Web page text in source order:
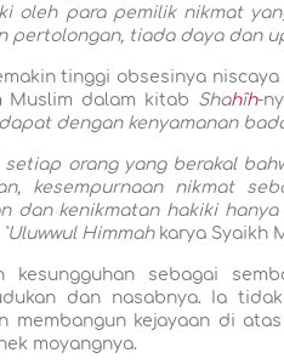
oleh para pemilik nikmat
pertolongan, tiada daya dan
tinggi obsesinya
Muslim dalam kitab Shahîh-
dengan kenyamanan
setiap orang yang berakal
kesempurnaan nikmat
dan kenikmatan hakiki
`Uluwwul Himmahkarya Syaikh
kesungguhan sebagai
dan nasabnya. Ia
membangun kejayaan di
moyangnya.